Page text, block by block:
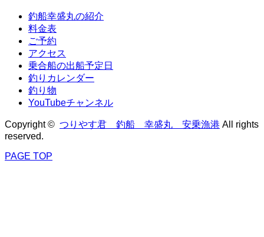
釣船幸盛丸の紹介
料金表
ご予約
アクセス
乗合船の出船予定日
釣りカレンダー
釣り物
YouTubeチャンネル
Copyright © つりやす君 釣船 幸盛丸 安乗漁港 All rights
reserved.
PAGE TOP